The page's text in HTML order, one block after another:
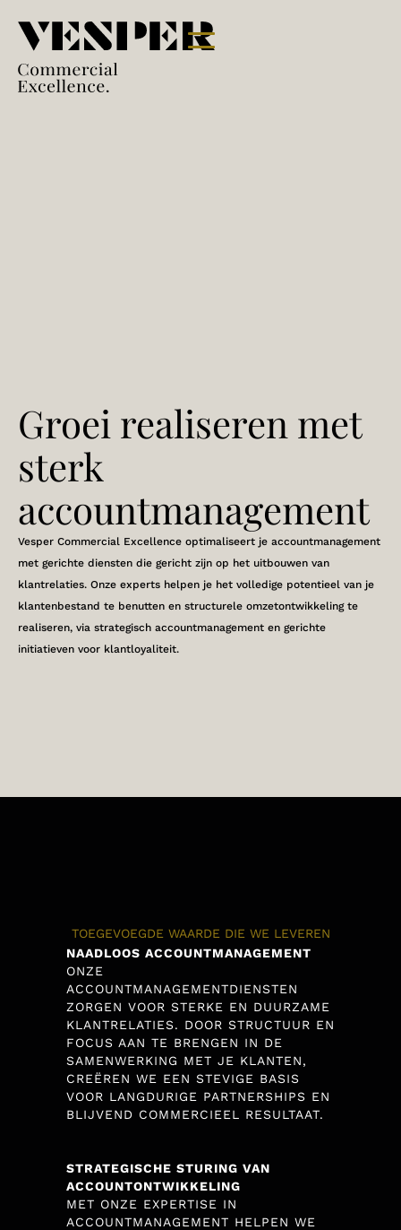
Groei realiseren met
sterk
accountmanagement
Vesper Commercial Excellence optimaliseert je accountmanagement
met gerichte diensten die gericht zijn op het uitbouwen van
klantrelaties. Onze experts helpen je het volledige potentieel van je
klantenbestand te benutten en structurele omzetontwikkeling te
realiseren, via strategisch accountmanagement en gerichte
initiatieven voor klantloyaliteit.
TOEGEVOEGDE WAARDE DIE WE LEVEREN
NAADLOOS ACCOUNTMANAGEMENT
ONZE
ACCOUNTMANAGEMENTDIENSTEN
ZORGEN VOOR STERKE EN DUURZAME
KLANTRELATIES. DOOR STRUCTUUR EN
FOCUS AAN TE BRENGEN IN DE
SAMENWERKING MET JE KLANTEN,
CREËREN WE EEN STEVIGE BASIS
VOOR LANGDURIGE PARTNERSHIPS EN
BLIJVEND COMMERCIEEL RESULTAAT.
STRATEGISCHE STURING VAN
ACCOUNTONTWIKKELING
MET ONZE EXPERTISE IN
ACCOUNTMANAGEMENT HELPEN WE